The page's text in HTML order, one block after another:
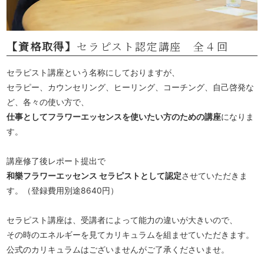
【資格取得】 セラピスト認定講座 全４回
セラピスト講座という名称にしておりますが、
セラピー、カウンセリング、ヒーリング、コーチング、自己啓発な
ど、各々の使い方で、
仕事としてフラワーエッセンスを使いたい方のための講座になりま
す。
講座修了後レポート提出で
和樂フラワーエッセンス セラピストとして認定させていただきま
す。（登録費用別途8640円）
セラピスト講座は、受講者によって能力の違いが大きいので、
その時のエネルギーを見てカリキュラムを組ませていただきます。
公式のカリキュラムはございませんがご了承くださいませ。